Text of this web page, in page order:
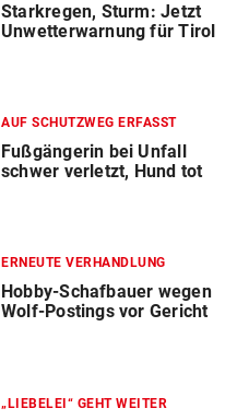
Starkregen, Sturm: Jetzt
Unwetterwarnung für Tirol
AUF SCHUTZWEG ERFASST
Fußgängerin bei Unfall
schwer verletzt, Hund tot
ERNEUTE VERHANDLUNG
Hobby-Schafbauer wegen
Wolf-Postings vor Gericht
„LIEBELEI“ GEHT WEITER